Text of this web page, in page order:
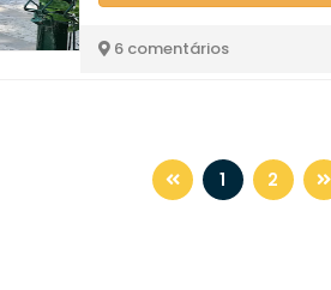
6 comentários
1 2